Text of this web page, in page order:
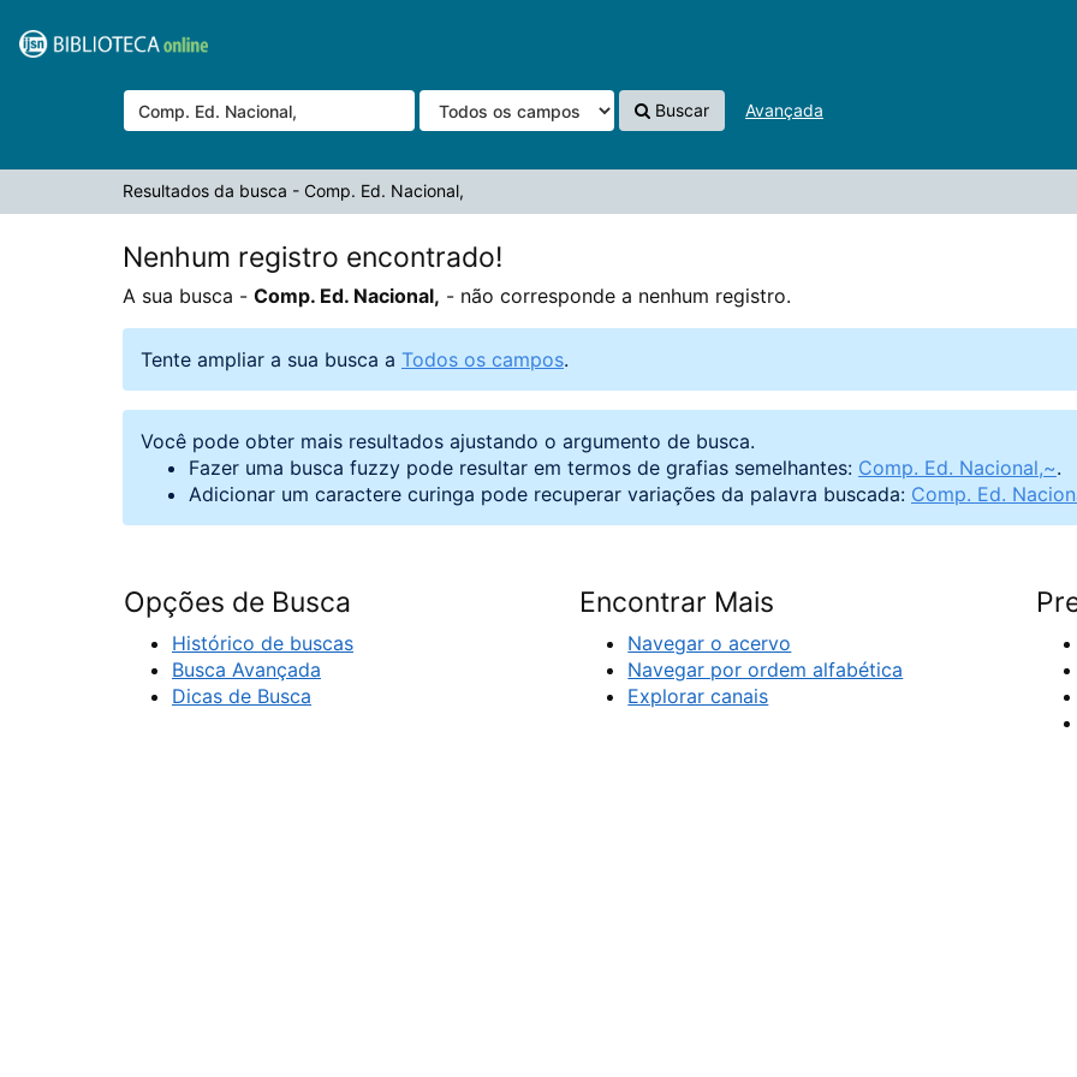
VuFind
Buscar Avançada
Resultados da busca - Comp. Ed. Nacional,
Nenhum registro encontrado!
A sua busca - Comp. Ed. Nacional, - não corresponde a nenhum registro.
Tente ampliar a sua busca a Todos os campos.
Você pode obter mais resultados ajustando o argumento de busca.
Fazer uma busca fuzzy pode resultar em termos de grafias semelhantes: Comp. Ed. Nacional,~.
Adicionar um caractere curinga pode recuperar variações da palavra buscada: Comp. Ed.
Opções de Busca
Histórico de buscas
Busca Avançada
Dicas de Busca
Encontrar Mais
Navegar o acervo
Navegar por ordem alfabética
Explorar canais